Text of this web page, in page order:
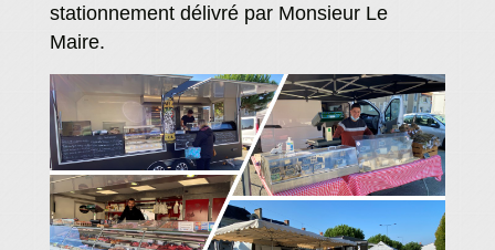
stationnement délivré par Monsieur Le
Maire.